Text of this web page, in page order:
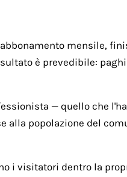
mensile,
è prevedibile:
— quello che
alla popolazione del
i visitatori dentro la